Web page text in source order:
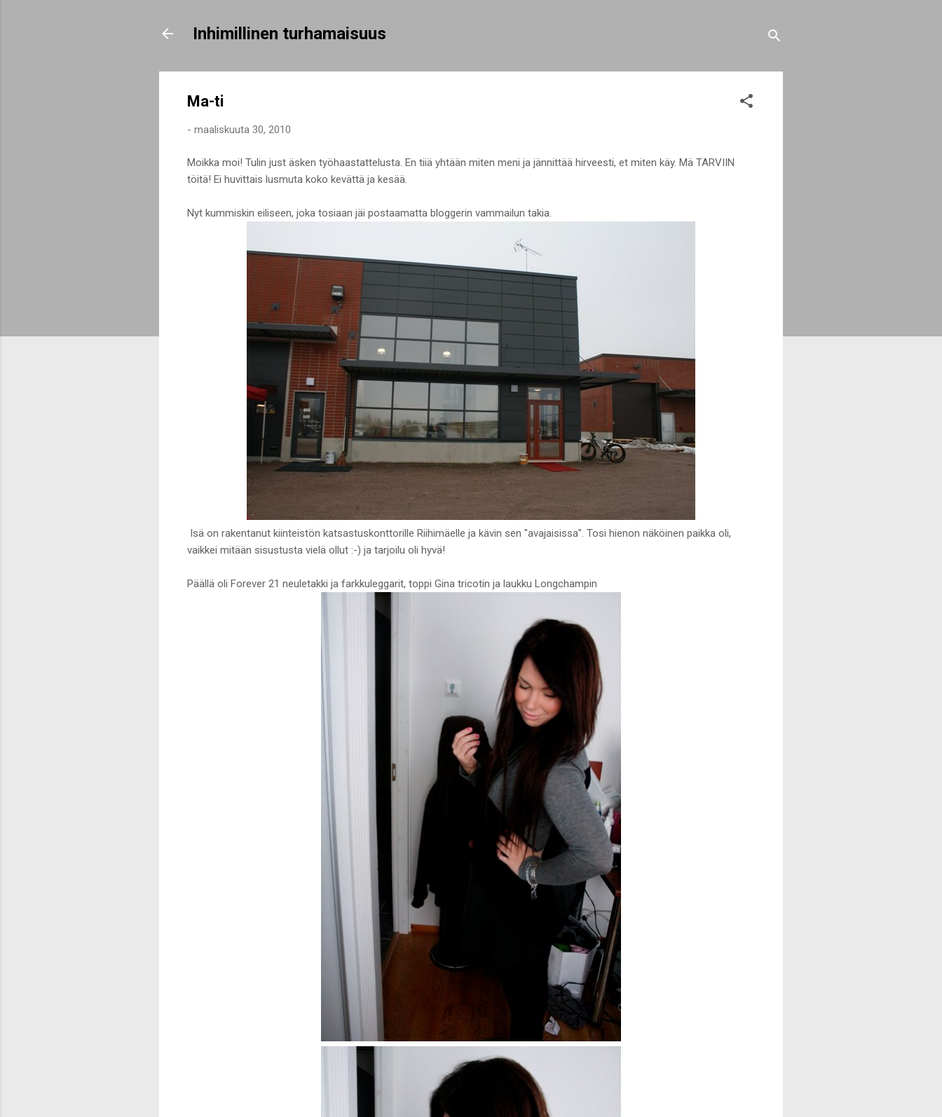
Inhimillinen turhamaisuus
Ma-ti
- maaliskuuta 30, 2010
Moikka moi! Tulin just äsken työhaastattelusta. En tiiä yhtään miten meni ja jännittää hirveesti, et miten käy. Mä TARVIIN
töitä! Ei huvittais lusmuta koko kevättä ja kesää.
Nyt kummiskin eiliseen, joka tosiaan jäi postaamatta bloggerin vammailun takia.
Isä on rakentanut kiinteistön katsastuskonttorille Riihimäelle ja kävin sen "avajaisissa". Tosi hienon näköinen paikka oli,
vaikkei mitään sisustusta vielä ollut :-) ja tarjoilu oli hyvä!
Päällä oli Forever 21 neuletakki ja farkkuleggarit, toppi Gina tricotin ja laukku Longchampin